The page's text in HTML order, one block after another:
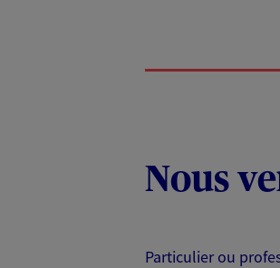
Nous
Particulier ou